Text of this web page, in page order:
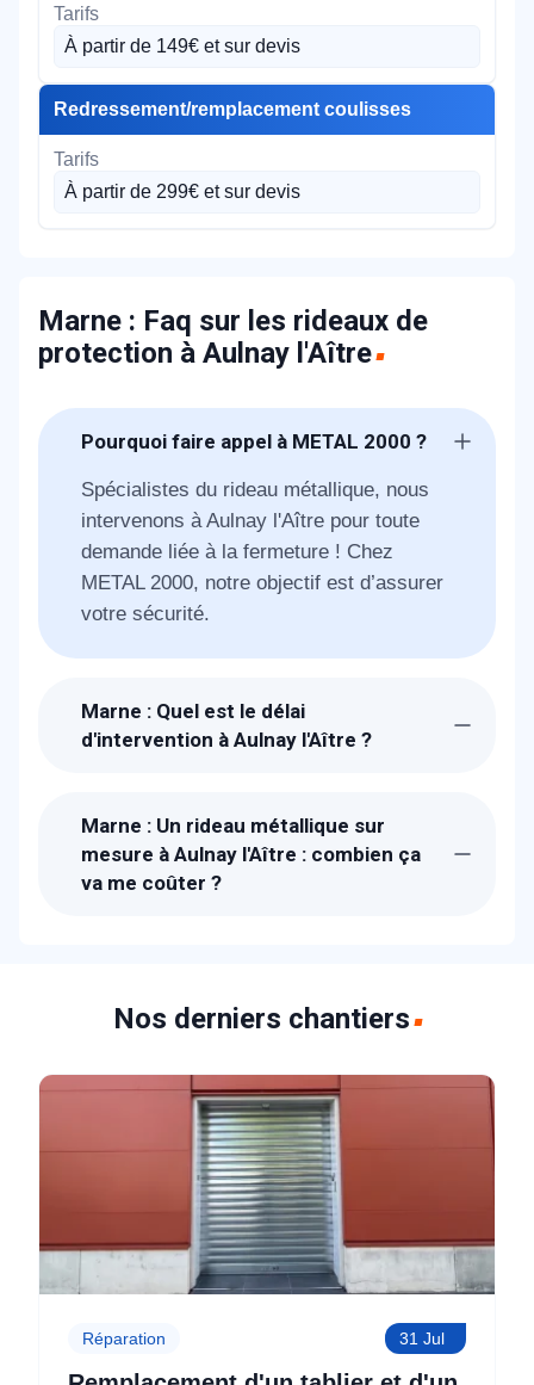
À partir de 149€ et sur devis
Redressement/remplacement coulisses
À partir de 299€ et sur devis
Marne : Faq sur les rideaux de
protection à Aulnay l'Aître
Pourquoi faire appel à METAL 2000 ?
Spécialistes du rideau métallique, nous
intervenons à Aulnay l'Aître pour toute
demande liée à la fermeture ! Chez
METAL 2000, notre objectif est d’assurer
votre sécurité.
Marne : Quel est le délai
d'intervention à Aulnay l'Aître ?
Aulnay l'Aître dans l'heure pour étudier
avec vous votre besoin. Pour les
urgences, il faut compter 30 min. 1 à 2
Marne : Un rideau métallique sur
mesure à Aulnay l'Aître : combien ça
va me coûter ?
fabriquons les rideaux métalliques dans
nos ateliers donc nos prix sont parmi les
Nos derniers chantiers
Réparation 31 Jul